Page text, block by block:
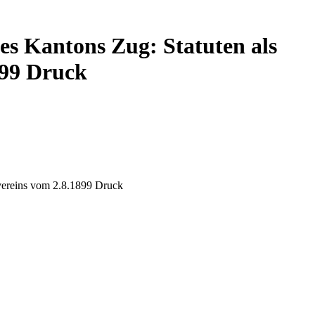
Kantons Zug: Statuten als
Druck
vom 2.8.1899 Druck